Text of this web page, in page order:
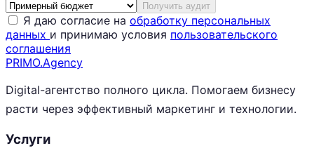
Получить аудит
Я даю согласие на обработку персональных
данных и принимаю условия пользовательского
соглашения
PRIMO.Agency
Digital-агентство полного цикла. Помогаем бизнесу
расти через эффективный маркетинг и технологии.
Услуги